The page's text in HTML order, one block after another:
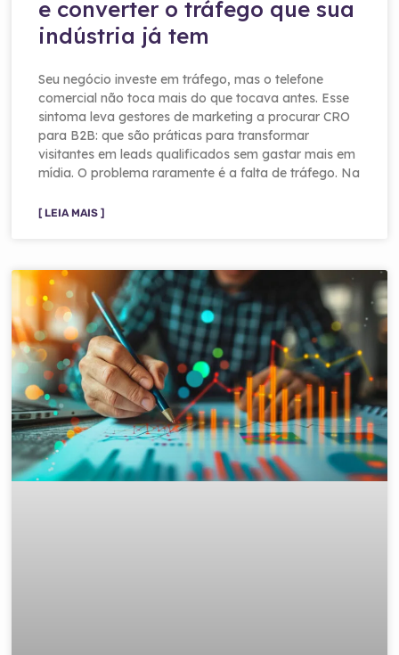
e converter o tráfego que sua
indústria já tem
Seu negócio investe em tráfego, mas o telefone
comercial não toca mais do que tocava antes. Esse
sintoma leva gestores de marketing a procurar CRO
para B2B: que são práticas para transformar
visitantes em leads qualificados sem gastar mais em
mídia. O problema raramente é a falta de tráfego. Na
[ LEIA MAIS ]